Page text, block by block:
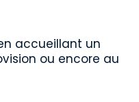
accueillant un
ou encore au